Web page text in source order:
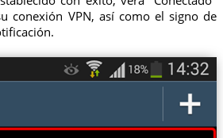
conexión VPN, así como el signo de